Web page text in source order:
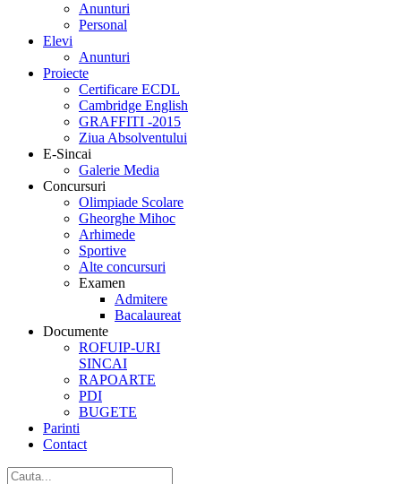
Anunturi
Personal
Elevi
Anunturi
Proiecte
Certificare ECDL
Cambridge English
GRAFFITI -2015
Ziua Absolventului
E-Sincai
Galerie Media
Concursuri
Olimpiade Scolare
Gheorghe Mihoc
Arhimede
Sportive
Alte concursuri
Examen
Admitere
Bacalaureat
Documente
ROFUIP-URI
SINCAI
RAPOARTE
PDI
BUGETE
Parinti
Contact